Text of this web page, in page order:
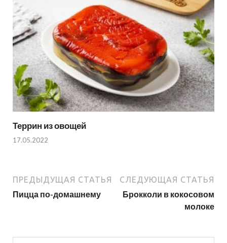
Террин из овощей
17.05.2022
ПРЕДЫДУЩАЯ СТАТЬЯ
Пицца по-домашнему
СЛЕДУЮЩАЯ СТАТЬЯ
Брокколи в кокосовом
молоке